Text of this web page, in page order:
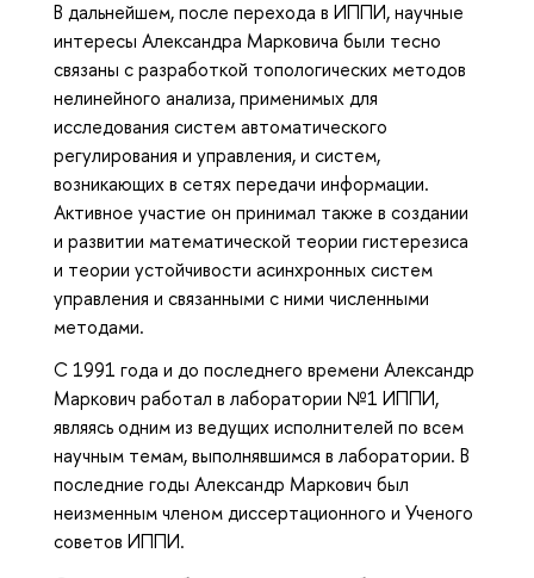
В дальнейшем, после перехода в ИППИ, научные
интересы Александра Марковича были тесно
связаны сразработкой топологических методов
нелинейного анализа, применимых для
исследования систем автоматического
регулирования и управления, и систем,
возникающих в сетях передачи информации.
Активное участие он принимал также в создании
и развитии математической теории гистерезиса
и теории устойчивости асинхронных систем
управления и связанными с ними численными
методами.
С 1991 года и до последнего времени Александр
Маркович работал в лаборатории №1 ИППИ,
являясь одним из ведущих исполнителей по всем
научным темам, выполнявшимся в лаборатории. В
последние годы Александр Маркович был
неизменным членом диссертационного и Ученого
советов ИППИ.